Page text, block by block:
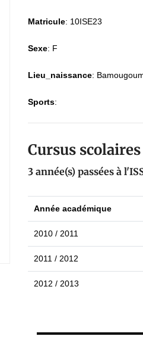
Matricule: 10ISE23
Sexe: F
Lieu_naissance:
Sports:
Cursus
3 année(s) passées à
Année académique
2010 / 2011
2011 / 2012
2012 / 2013